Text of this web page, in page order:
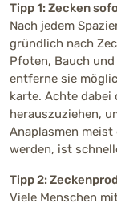
Tipp 1: Zecken
Nach jedem
gründlich nach
Pfoten, Bauch
entferne sie
karte. Achte dabei
herauszuziehen,
Anaplasmen
werden, ist
Tipp 2:
Viele Menschen